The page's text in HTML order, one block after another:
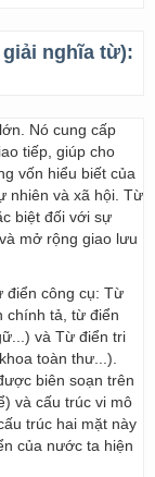
nghĩa từ):
Nó cung cấp
tiếp, giúp cho
vốn hiểu biết của
nhiên và xã hội. Từ
biệt đối với sự
mở rộng giao lưu
điển công cụ: Từ
chính tả, từ điển
và Từ điển tri
toàn thư...).
biên soạn trên
và cấu trúc vi mô
trúc hai mặt này
của nước ta hiện